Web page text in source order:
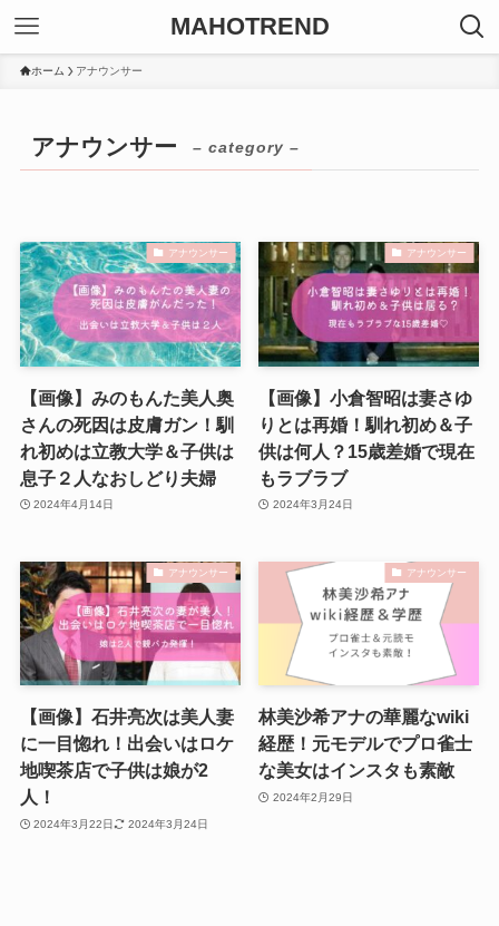
MAHOTREND
ホーム アナウンサー
アナウンサー – category –
アナウンサー
【画像】みのもんた美人奥
さんの死因は皮膚ガン！馴
れ初めは立教大学＆子供は
息子２人なおしどり夫婦
2024年4月14日
アナウンサー
【画像】小倉智昭は妻さゆ
りとは再婚！馴れ初め＆子
供は何人？15歳差婚で現在
もラブラブ
2024年3月24日
アナウンサー
【画像】石井亮次は美人妻
に一目惚れ！出会いはロケ
地喫茶店で子供は娘が2
人！
2024年3月22日 2024年3月24日
アナウンサー
林美沙希アナの華麗なwiki
経歴！元モデルでプロ雀士
な美女はインスタも素敵
2024年2月29日